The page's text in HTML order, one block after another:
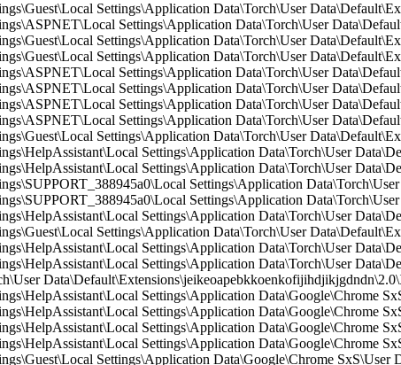
Settings\Application Data\Torch\User
Settings\Application Data\Torch\User
Settings\Application Data\Torch\User
Settings\Application Data\Torch\User
Settings\Application Data\Torch\User
Settings\Application Data\Torch\User
Settings\Application Data\Torch\User
Settings\Application Data\Torch\User
Settings\Application Data\Torch\User
Settings\Application Data\Torch\User
Settings\Application Data\Torch\User
Settings\Application
Settings\Application
Settings\Application Data\Torch\User
Settings\Application Data\Torch\User
Settings\Application Data\Torch\User
Settings\Application Data\Torch\User
Settings\Application Data\Google\Chrome
Settings\Application Data\Google\Chrome
Settings\Application Data\Google\Chrome
Settings\Application Data\Google\Chrome
Settings\Application Data\Google\Chrome